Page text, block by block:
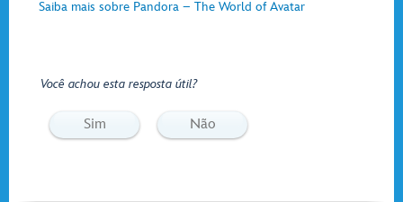
Saiba mais sobre Pandora – The World of Avatar
Você achou esta resposta útil?
Sim Não